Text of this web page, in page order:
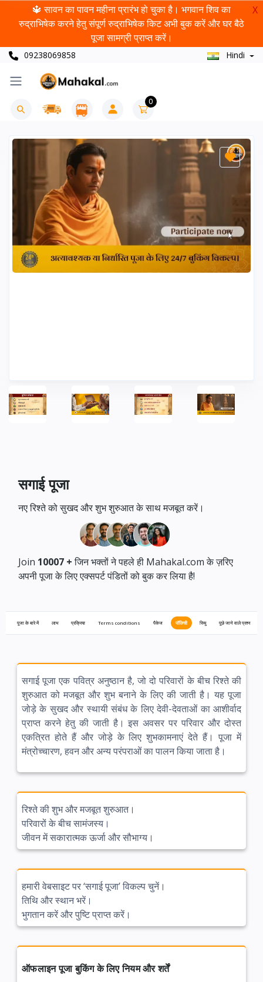
🔱 सावन का पावन महीना प्रारंभ हो चुका है। भगवान शिव का
रुद्राभिषेक करने हेतु संपूर्ण रुद्राभिषेक किट अभी बुक करें और घर बैठे
पूजा सामग्री प्राप्त करें।
X
09238069858 Hindi
0
सगाई पूजा
नए रिश्ते को सुखद और शुभ शुरुआत के साथ मजबूत करें।
Join 10007 + जिन भक्तों ने पहले ही Mahakal.com के ज़रिए
अपनी पूजा के लिए एक्सपर्ट पंडितों को बुक कर लिया है!
पूजा के बारे में लाभ प्रक्रिया Terms conditions पैकेज पॉलिसी रिव्यु पूछे जाने वाले प्रश्न
सगाई पूजा एक पवित्र अनुष्ठान है, जो दो परिवारों के बीच रिश्ते की
शुरुआत को मजबूत और शुभ बनाने के लिए की जाती है। यह पूजा
जोड़े के सुखद और स्थायी संबंध के लिए देवी-देवताओं का आशीर्वाद
प्राप्त करने हेतु की जाती है। इस अवसर पर परिवार और दोस्त
एकत्रित होते हैं और जोड़े के लिए शुभकामनाएं देते हैं। पूजा में
मंत्रोच्चारण, हवन और अन्य परंपराओं का पालन किया जाता है।
रिश्ते की शुभ और मजबूत शुरुआत।
परिवारों के बीच सामंजस्य।
जीवन में सकारात्मक ऊर्जा और सौभाग्य।
हमारी वेबसाइट पर ‘सगाई पूजा’ विकल्प चुनें।
तिथि और स्थान भरें।
भुगतान करें और पुष्टि प्राप्त करें।
ऑफलाइन पूजा बुकिंग के लिए नियम और शर्तें